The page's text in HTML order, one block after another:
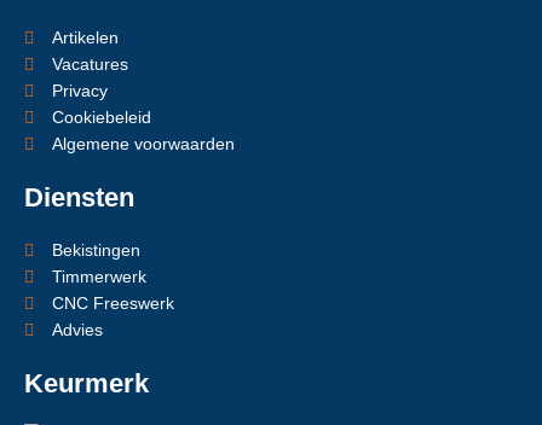
Artikelen
Vacatures
Privacy
Cookiebeleid
Algemene voorwaarden
Diensten
Bekistingen
Timmerwerk
CNC Freeswerk
Advies
Keurmerk